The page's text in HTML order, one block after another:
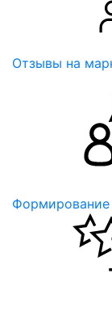
Отзывы на
Формирование